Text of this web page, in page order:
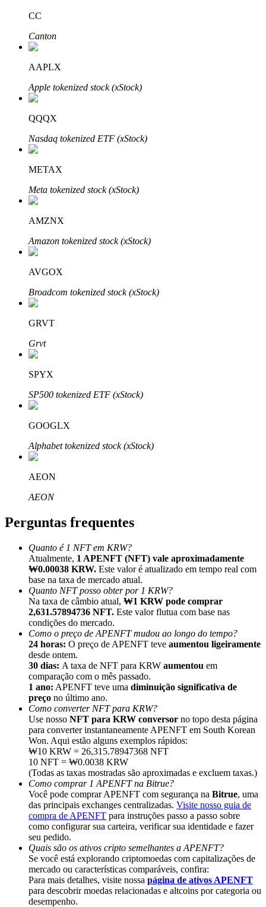
Investimento Automático
Aprenda a apostar
Aprenda como ganhar renda passiva
Bitrue
AI
Parceiros Bitrue
Afiliados Bitrue
Até 65% de comissões!
Indicação
Convide um amigo para receber recompensas em dinheiro
Deposit CASHCAT & Win
Deposit CASHCAT & Win
Share 500000 CASHCAT prize pool
Exclusive for BitMart Users
Register & Trade to Win 500,000 USDT
CC
Canton
AAPLX
Apple tokenized stock (xStock)
QQQX
Nasdaq tokenized ETF (xStock)
METAX
Meta tokenized stock (xStock)
AMZNX
Amazon tokenized stock (xStock)
AVGOX
Broadcom tokenized stock (xStock)
GRVT
Grvt
SPYX
SP500 tokenized ETF (xStock)
GOOGLX
Alphabet tokenized stock (xStock)
AEON
AEON
Perguntas frequentes
Quanto é 1 NFT em KRW?
Atualmente, 1 APENFT (NFT) vale aproximadamente
₩0.00038 KRW. Este valor é atualizado em tempo real com
base na taxa de mercado atual.
Quanto NFT posso obter por 1 KRW?
Na taxa de câmbio atual, ₩1 KRW pode comprar
2,631.57894736 NFT. Este valor flutua com base nas
condições do mercado.
Como o preço de APENFT mudou ao longo do tempo?
24 horas: O preço de APENFT teve aumentou ligeiramente
desde ontem.
30 dias: A taxa de NFT para KRW aumentou em
comparação com o mês passado.
1 ano: APENFT teve uma diminuição significativa de
preço no último ano.
Como converter NFT para KRW?
Use nosso NFT para KRW conversor no topo desta página
para converter instantaneamente APENFT em South Korean
Won. Aqui estão alguns exemplos rápidos:
₩10 KRW = 26,315.78947368 NFT
10 NFT = ₩0.0038 KRW
(Todas as taxas mostradas são aproximadas e excluem taxas.)
Como comprar 1 APENFT na Bitrue?
Você pode comprar APENFT com segurança na Bitrue, uma
das principais exchanges centralizadas. Visite nosso guia de
compra de APENFT para instruções passo a passo sobre
como configurar sua carteira, verificar sua identidade e fazer
seu pedido.
Quais são os ativos cripto semelhantes a APENFT?
Se você está explorando criptomoedas com capitalizações de
mercado ou características comparáveis, confira:
Para mais detalhes, visite nossa página de ativos APENFT
para descobrir moedas relacionadas e altcoins por categoria ou
desempenho.